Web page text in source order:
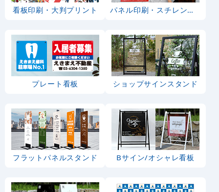
看板印刷・大判プリント パネル印刷・スチレンボード
プレート看板 ショップサインスタンド
フラットパネルスタンド Bサイン/オシャレ看板